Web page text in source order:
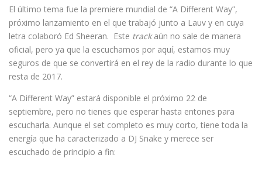
El último tema fue la premiere mundial de “A Different Way”,
próximo lanzamiento en el que trabajó junto a Lauv y en cuya
letra colaboró Ed Sheeran. Este trackaún no sale de manera
oficial, pero ya que la escuchamos por aquí, estamos muy
seguros de que se convertirá en el rey de la radio durante lo que
resta de 2017.
“A Different Way” estará disponible el próximo 22 de
septiembre, pero no tienes que esperar hasta entones para
escucharla. Aunque el set completo es muy corto, tiene toda la
energía que ha caracterizado a DJ Snake y merece ser
escuchado de principio a fin: